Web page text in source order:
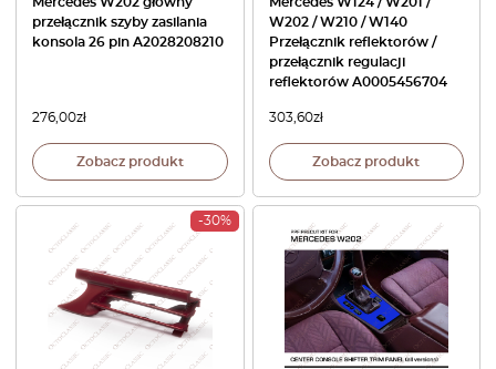
przełącznik szyby zasilania
konsola 26 pin A2028208210
276,00zł
Zobacz produkt
W202 / W210 / W140
Przełącznik reflektorów /
przełącznik regulacji
reflektorów A0005456704
303,60zł
Zobacz produkt
-30%